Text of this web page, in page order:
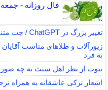
فال روزانه - جمعه 16 مرداد
تغییر بزرگ در ChatGPT / چت متنی نامحدود و رایگان
زیورآلات و طلاهای مناسب
به فرد
نبوت از نظر اهل سنت به چه
اشعار ترکی عاشقانه به همراه